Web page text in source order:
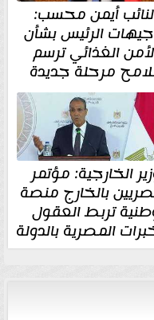
أيمن محسب:
الرئيس بشأن
الغذائي ترسم
مرحلة جديدة
الخارجية: مؤتمر
بالخارج منصة
تربط العقول
المصرية بالدولة